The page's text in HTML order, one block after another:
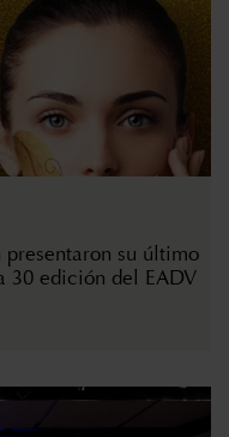
su último
30 edición del EADV